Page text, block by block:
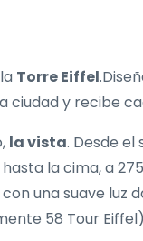
Torre Eiffel
y recibe
la vista. Desde el
la cima, a
una suave
58 Tour